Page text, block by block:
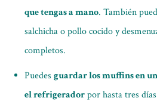
que tengas a mano. También
salchicha o pollo cocido y
completos.
Puedes guardar los muffins en
el refrigeradorpor hasta tres